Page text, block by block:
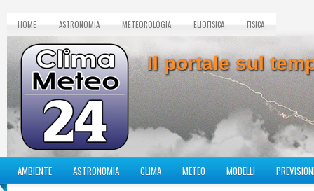
HOME ASTRONOMIA METEOROLOGIA ELIOFISICA FISICA
Il portale sul
AMBIENTE ASTRONOMIA CLIMA METEO MODELLI